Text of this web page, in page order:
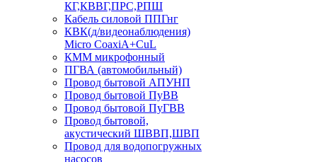
КГ,КВВГ,ПРС,РПШ
Кабель силовой ППГнг
КВК(д/видеонаблюдения)
Micro CoaxiA+CuL
КММ микрофонный
ПГВА (автомобильный)
Провод бытовой АПУНП
Провод бытовой ПуВВ
Провод бытовой ПуГВВ
Провод бытовой,
акустический ШВВП,ШВП
Провод для водопогружных
насосов